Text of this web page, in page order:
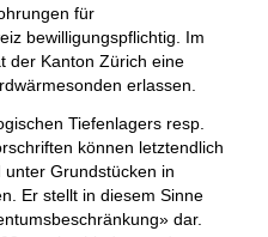
für
bewilligungspflichtig. Im
der Kanton Zürich eine
erlassen.
Tiefenlagers resp.
können letztendlich
Grundstücken in
Er stellt in diesem Sinne
dar.